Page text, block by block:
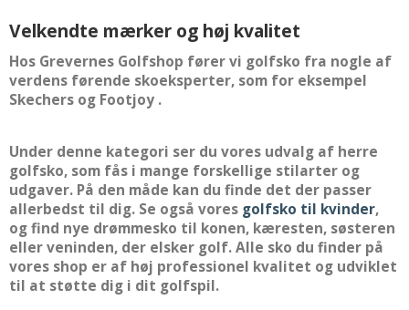
Velkendte mærker og høj kvalitet
Hos Grevernes Golfshop fører vi golfsko fra nogle af
verdens førende skoeksperter, som for eksempel
Skechers og Footjoy .
Under denne kategori ser du vores udvalg af herre
golfsko, som fås i mange forskellige stilarter og
udgaver. På den måde kan du finde det der passer
allerbedst til dig. Se også vores golfsko til kvinder,
og find nye drømmesko til konen, kæresten, søsteren
eller veninden, der elsker golf. Alle sko du finder på
vores shop er af høj professionel kvalitet og udviklet
til at støtte dig i dit golfspil.